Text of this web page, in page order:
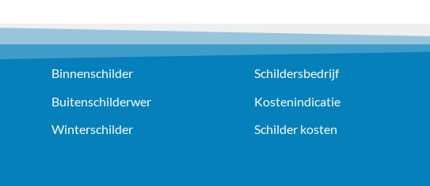
Binnenschilder
Buitenschilderwer
Winterschilder
Schildersbedrijf
Kostenindicatie
Schilder kosten